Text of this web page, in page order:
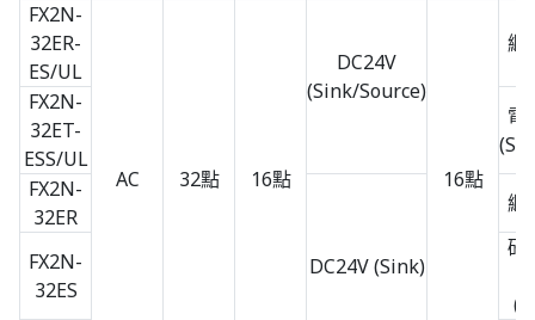
FX2N-
32ER-
ES/UL
AC 32點 16點
DC24V
(Sink/Source)
16點
繼
FX2N-
32ET-
ESS/UL
電
FX2N-
32ER
DC24V (Sink)
繼
FX2N-
32ES
矽